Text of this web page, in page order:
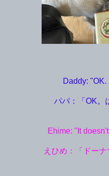
Daddy: "OK.
パパ：「OK。
Ehime: "It
えひめ：「ドーナ